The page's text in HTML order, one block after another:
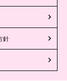
介します！ 価格帯
針